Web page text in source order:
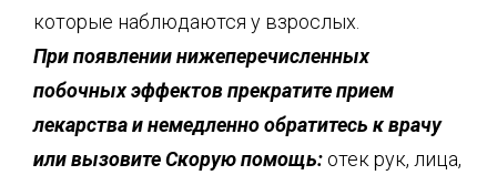
которые наблюдаются у взрослых.
При появлении нижеперечисленных
побочных эффектов прекратите прием
лекарства и немедленно обратитесь к врачу
или вызовите Скорую помощь: отек рук, лица,